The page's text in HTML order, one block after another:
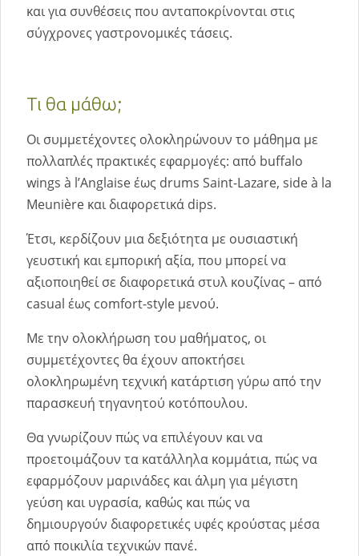
και για συνθέσεις που ανταποκρίνονται στις
σύγχρονες γαστρονομικές τάσεις.
Τι θα μάθω;
Οι συμμετέχοντες ολοκληρώνουν το μάθημα με
πολλαπλές πρακτικές εφαρμογές: από buffalo
wings à l’Anglaise έως drums Saint-Lazare, side à la
Meunière και διαφορετικά dips.
Έτσι, κερδίζουν μια δεξιότητα με ουσιαστική
γευστική και εμπορική αξία, που μπορεί να
αξιοποιηθεί σε διαφορετικά στυλ κουζίνας – από
casual έως comfort-style μενού.
Με την ολοκλήρωση του μαθήματος, οι
συμμετέχοντες θα έχουν αποκτήσει
ολοκληρωμένη τεχνική κατάρτιση γύρω από την
παρασκευή τηγανητού κοτόπουλου.
Θα γνωρίζουν πώς να επιλέγουν και να
προετοιμάζουν τα κατάλληλα κομμάτια, πώς να
εφαρμόζουν μαρινάδες και άλμη για μέγιστη
γεύση και υγρασία, καθώς και πώς να
δημιουργούν διαφορετικές υφές κρούστας μέσα
από ποικιλία τεχνικών πανέ.